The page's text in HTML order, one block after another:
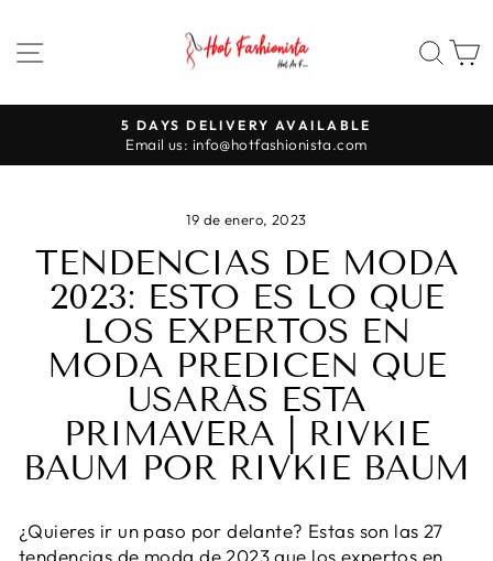
NAVEGACIÓN
diapositivas
5 DAYS DELIVERY AVAILABLE
Email us: info@hotfashionista.com
19 de enero, 2023
TENDENCIAS DE MODA
2023: ESTO ES LO QUE
LOS EXPERTOS EN
MODA PREDICEN QUE
USARÁS ESTA
PRIMAVERA | RIVKIE
BAUM POR RIVKIE BAUM
¿Quieres ir un paso por delante? Estas son las 27
tendencias de moda de 2023 que los expertos en